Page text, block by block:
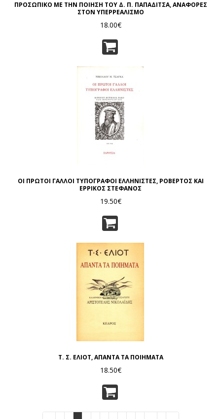
ΠΡΟΣΩΠΙΚΟ ΜΕ ΤΗΝ ΠΟΙΗΣΗ ΤΟΥ Δ. Π. ΠΑΠΑΔΙΤΣΑ, ΑΝΑΦΟΡΕΣ
ΣΤΟΝ ΥΠΕΡΡΕΑΛΙΣΜΟ
18.00€
ΟΙ ΠΡΩΤΟΙ ΓΑΛΛΟΙ ΤΥΠΟΓΡΑΦΟΙ ΕΛΛΗΝΙΣΤΕΣ, ΡΟΒΕΡΤΟΣ ΚΑΙ
ΕΡΡΙΚΟΣ ΣΤΕΦΑΝΟΣ
19.50€
Τ. Σ. ΕΛΙΟΤ, ΑΠΑΝΤΑ ΤΑ ΠΟΙΗΜΑΤΑ
18.50€